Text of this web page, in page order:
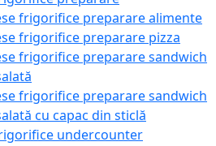
frigorifice preparare alimente
frigorifice preparare pizza
frigorifice preparare sandwich
frigorifice preparare sandwich
cu capac din sticlă
undercounter